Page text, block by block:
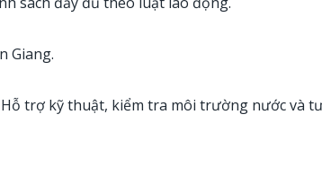
Giang.
Hỗ trợ kỹ thuật, kiểm tra môi trường nước và